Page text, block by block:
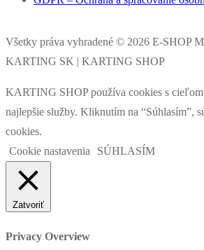
Všetky práva vyhradené © 2026 E-SHOP
KARTING SK | KARTING SHOP
KARTING SHOP používa cookies s
najlepšie služby. Kliknutím na “Súhlasím”,
cookies.
Cookie nastavenia
SÚHLASÍM
Zatvoriť
Privacy Overview